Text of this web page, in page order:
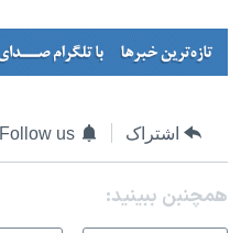
اشتراک Follow us
همچنبن ببینید: